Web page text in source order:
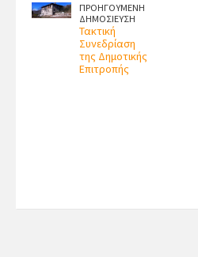
ΠΡΟΗΓΟΥΜΕΝΗ
ΔΗΜΟΣΙΕΥΣΗ
Τακτική
Συνεδρίαση
της Δημοτικής
Επιτροπής